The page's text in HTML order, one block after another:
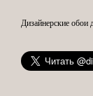
Дизайнерские обои